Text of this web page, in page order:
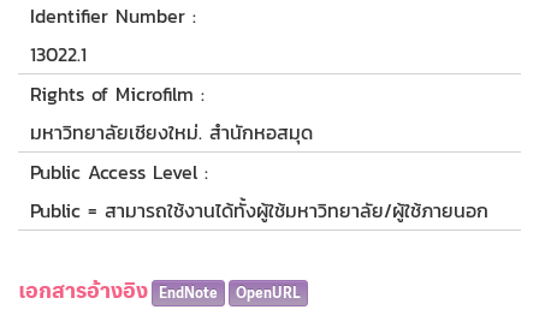
Identifier Number :
13022.1
Rights of Microfilm :
มหาวิทยาลัยเชียงใหม่. สำนักหอสมุด
Public Access Level :
Public = สามารถใช้งานได้ทั้งผู้ใช้มหาวิทยาลัย/ผู้ใช้ภายนอก
เอกสารอ้างอิง EndNote OpenURL